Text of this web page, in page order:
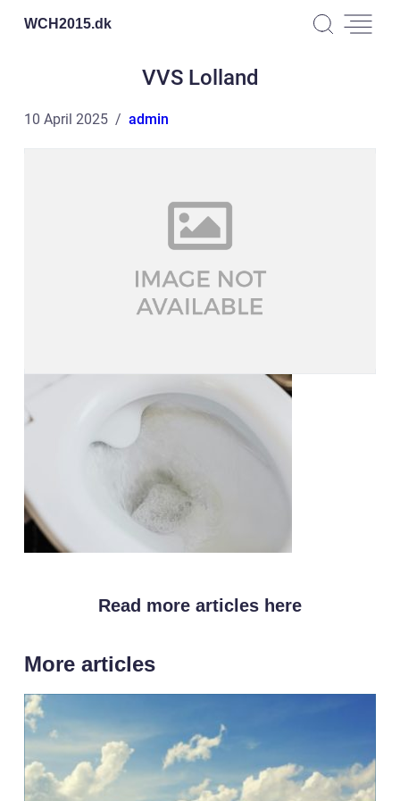
WCH2015.dk
VVS Lolland
10 April 2025 admin
Read more articles here
More articles